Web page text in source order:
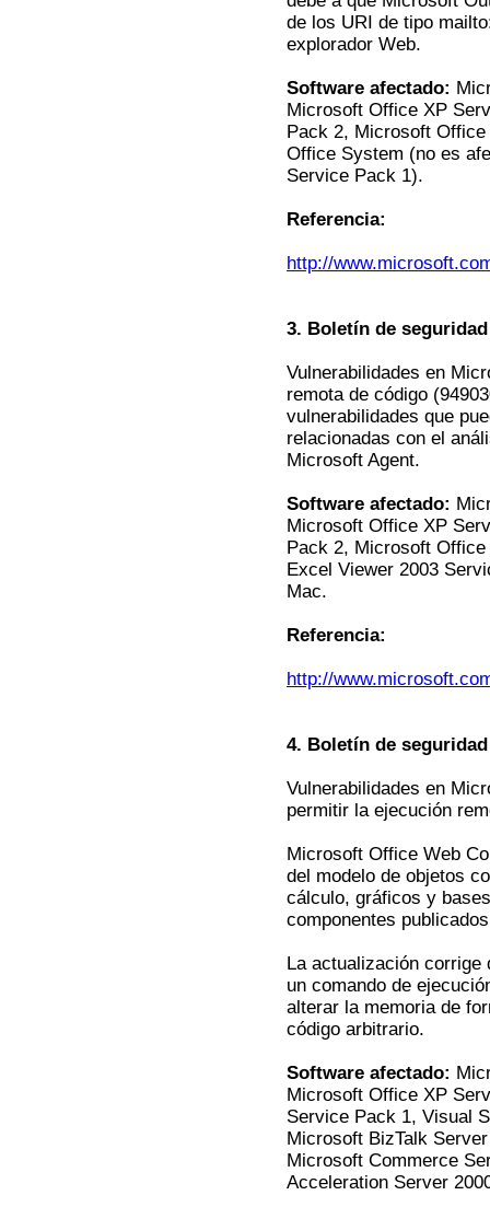
de los URI de tipo
explorador Web.
Software afectado:
Microsoft Office XP
Pack 2, Microsoft
Office System (no es
Service Pack 1).
Referencia:
http://
3. Boletín de
Vulnerabilidades en
remota de código
vulnerabilidades que
relacionadas con el
Microsoft Agent.
Software afectado:
Microsoft Office XP
Pack 2, Microsoft
Excel Viewer 2003
Mac.
Referencia:
http://
4. Boletín de
Vulnerabilidades en
permitir la ejecución
Microsoft Office Web
del modelo de objetos
cálculo, gráficos y
componentes
La actualización corrige
un comando de
alterar la memoria de
código arbitrario.
Software afectado:
Microsoft Office XP
Service Pack 1, Visual
Microsoft BizTalk
Microsoft Commerce
Acceleration Server